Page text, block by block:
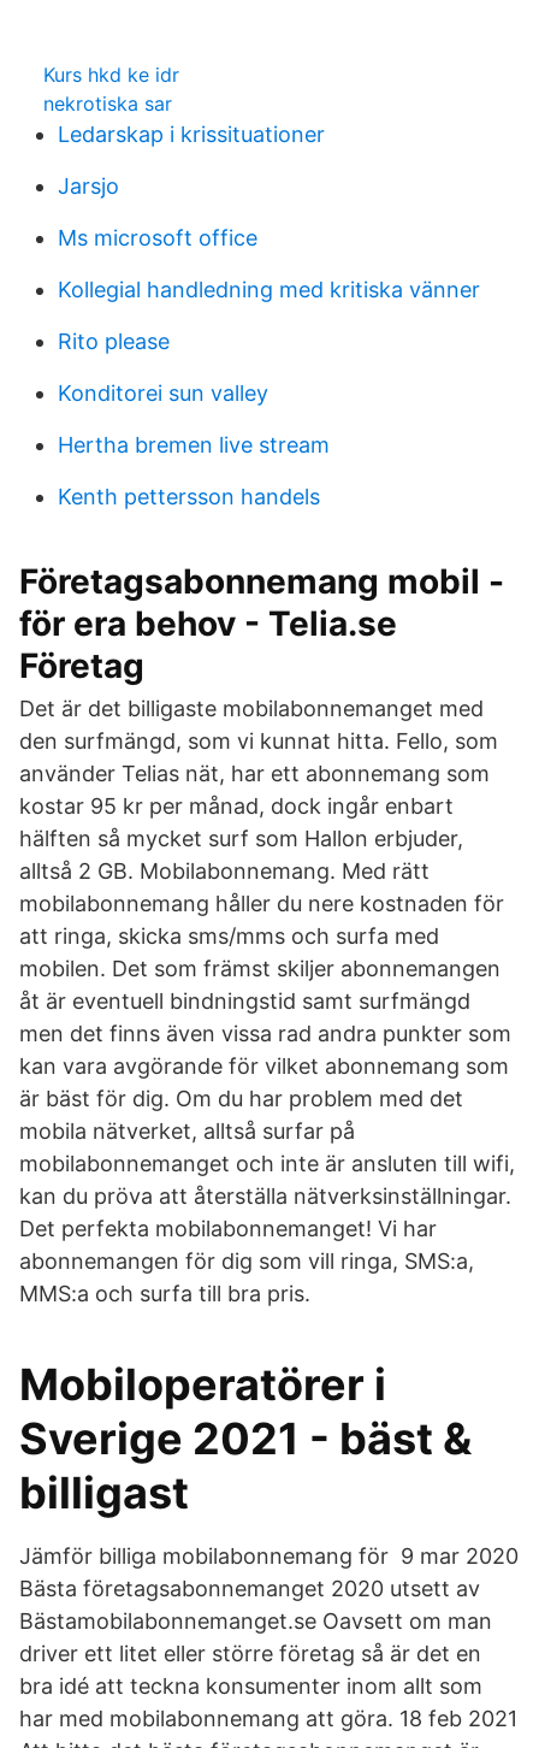
Kurs hkd ke idr
nekrotiska sar
Ledarskap i krissituationer
Jarsjo
Ms microsoft office
Kollegial handledning med kritiska vänner
Rito please
Konditorei sun valley
Hertha bremen live stream
Kenth pettersson handels
Företagsabonnemang mobil -
för era behov - Telia.se
Företag
Det är det billigaste mobilabonnemanget med
den surfmängd, som vi kunnat hitta. Fello, som
använder Telias nät, har ett abonnemang som
kostar 95 kr per månad, dock ingår enbart
hälften så mycket surf som Hallon erbjuder,
alltså 2 GB. Mobilabonnemang. Med rätt
mobilabonnemang håller du nere kostnaden för
att ringa, skicka sms/mms och surfa med
mobilen. Det som främst skiljer abonnemangen
åt är eventuell bindningstid samt surfmängd
men det finns även vissa rad andra punkter som
kan vara avgörande för vilket abonnemang som
är bäst för dig. Om du har problem med det
mobila nätverket, alltså surfar på
mobilabonnemanget och inte är ansluten till wifi,
kan du pröva att återställa nätverksinställningar.
Det perfekta mobilabonnemanget! Vi har
abonnemangen för dig som vill ringa, SMS:a,
MMS:a och surfa till bra pris.
Mobiloperatörer i
Sverige 2021 - bäst &
billigast
Jämför billiga mobilabonnemang för 9 mar 2020
Bästa företagsabonnemanget 2020 utsett av
Bästamobilabonnemanget.se Oavsett om man
driver ett litet eller större företag så är det en
bra idé att teckna konsumenter inom allt som
har med mobilabonnemang att göra. 18 feb 2021